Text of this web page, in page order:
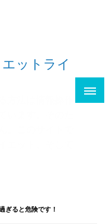
ットライ
ぎると危険です！